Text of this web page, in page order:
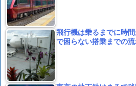
飛行機は乗るまでに時
で困らない搭乗までの